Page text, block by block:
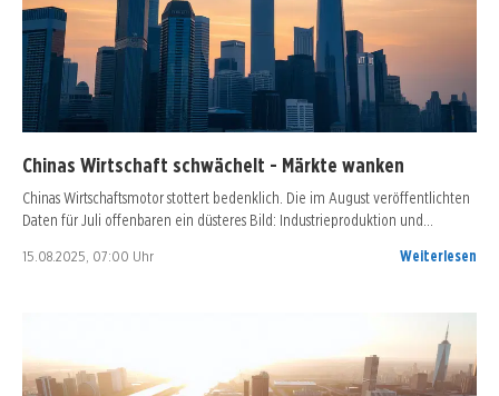
Chinas Wirtschaft schwächelt - Märkte wanken
Chinas Wirtschaftsmotor stottert bedenklich. Die im August veröffentlichten
Daten für Juli offenbaren ein düsteres Bild: Industrieproduktion und…
15.08.2025, 07:00 Uhr Weiterlesen